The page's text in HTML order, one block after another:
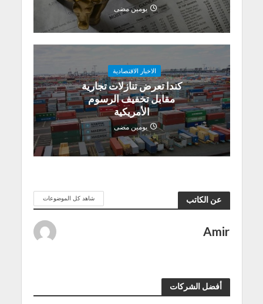
يومين مضى
الاخبار الاقتصادية
كندا تعرض تنازلات تجارية
مقابل تخفيف الرسوم
الأمريكية
يومين مضى
عن الكاتب شاهد كل الموضوعات
Amir
أفضل الشركات